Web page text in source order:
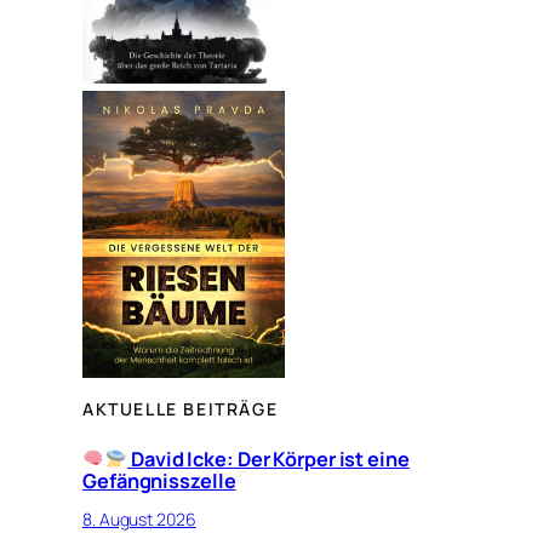
AKTUELLE BEITRÄGE
David Icke: Der Körper ist eine
Gefängnisszelle
8. August 2026